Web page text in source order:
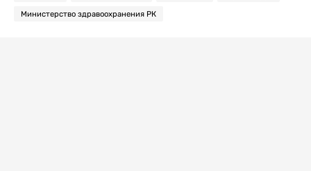
Министерство здравоохранения РК